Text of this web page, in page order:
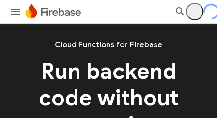
Cloud Functions for Firebase
Run backend
code without